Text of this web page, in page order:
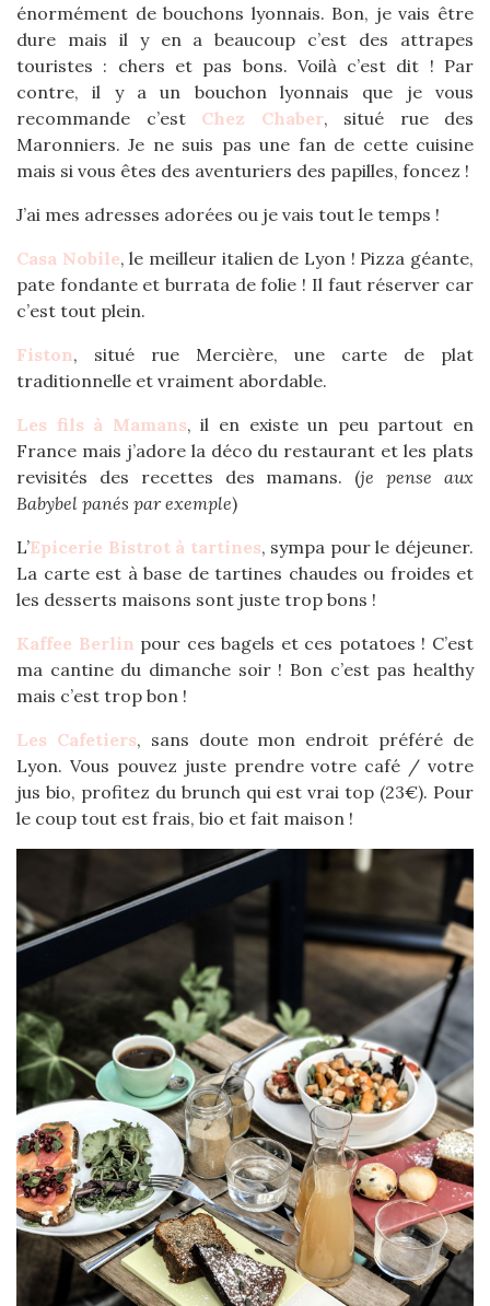
énormément de bouchons lyonnais. Bon, je vais être
dure mais il y en a beaucoup c’est des attrapes
touristes : chers et pas bons. Voilà c’est dit ! Par
contre, il y a un bouchon lyonnais que je vous
recommande c’est Chez Chaber, situé rue des
Maronniers. Je ne suis pas une fan de cette cuisine
mais si vous êtes des aventuriers des papilles, foncez !
J’ai mes adresses adorées ou je vais tout le temps !
Casa Nobile, le meilleur italien de Lyon ! Pizza géante,
pate fondante et burrata de folie ! Il faut réserver car
c’est tout plein.
Fiston, situé rue Mercière, une carte de plat
traditionnelle et vraiment abordable.
Les fils à Mamans, il en existe un peu partout en
France mais j’adore la déco du restaurant et les plats
revisités des recettes des mamans. (je pense aux
Babybel panés par exemple)
L’Epicerie Bistrot à tartines, sympa pour le déjeuner.
La carte est à base de tartines chaudes ou froides et
les desserts maisons sont juste trop bons !
Kaffee Berlin pour ces bagels et ces potatoes ! C’est
ma cantine du dimanche soir ! Bon c’est pas healthy
mais c’est trop bon !
Les Cafetiers, sans doute mon endroit préféré de
Lyon. Vous pouvez juste prendre votre café / votre
jus bio, profitez du brunch qui est vrai top (23€). Pour
le coup tout est frais, bio et fait maison !